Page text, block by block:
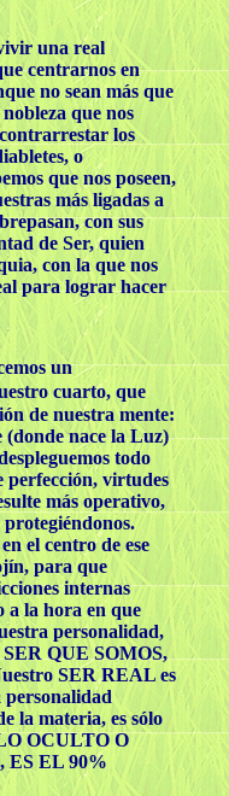
una real
centrarnos en
no sean más que
que nos
los
o
que nos poseen,
más ligadas a
con sus
de Ser, quien
con la que nos
para lograr hacer
un
cuarto, que
de nuestra mente:
(donde nace la Luz)
todo
perfección, virtudes
más operativo,
el centro de ese
para que
internas
a la hora en que
personalidad,
QUE SOMOS,
SER REAL es
personalidad
la materia, es sólo
OCULTO O
ES EL 90%